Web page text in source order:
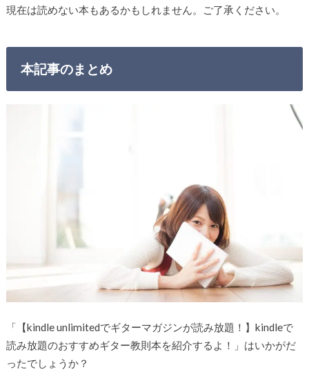
現在は読めない本もあるかもしれません。ご了承ください。
本記事のまとめ
「【kindle unlimitedでギターマガジンが読み放題！】kindleで
読み放題のおすすめギター教則本を紹介するよ！」はいかがだ
ったでしょうか？